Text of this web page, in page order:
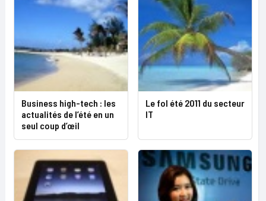
Business high-tech : les
actualités de l’été en un
seul coup d’œil
Le fol été 2011 du secteur
IT